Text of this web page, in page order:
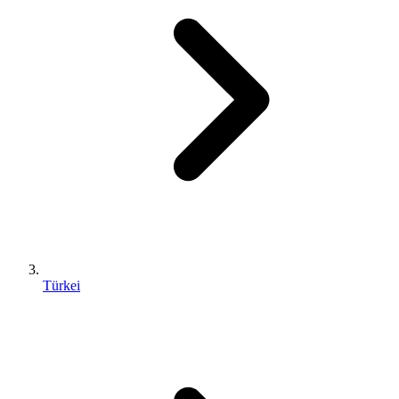
Türkei